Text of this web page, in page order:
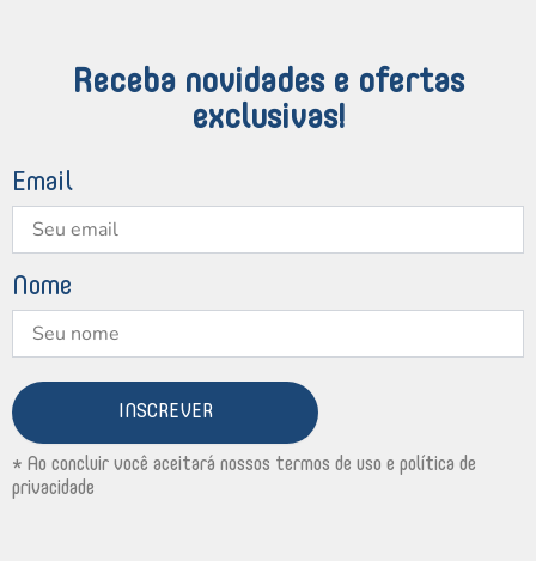
Receba novidades e ofertas
exclusivas!
Email
Nome
INSCREVER
* Ao concluir você aceitará nossos termos de uso e política de
privacidade